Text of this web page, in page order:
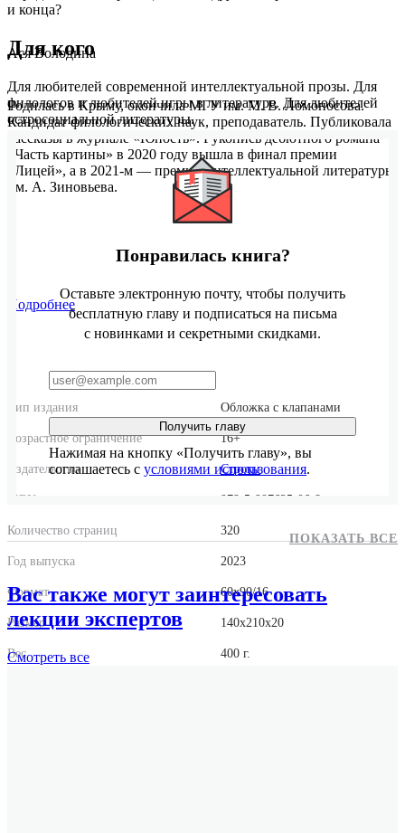
и конца?
Для кого
Для любителей современной интеллектуальной прозы. Для
филологов и любителей игры в литературе. Для любителей
остросоциальной литературы.
Ася Володина
Родилась в Крыму, окончила МГУ им. М. В. Ломоносова.
Кандидат филологических наук, преподаватель. Публиковала
рассказы в журнале «Юность». Рукопись дебютного романа
«Часть картины» в 2020 году вышла в финал премии
«Лицей», а в 2021-м — премии интеллектуальной литературы
им. А. Зиновьева.
Подробнее
Тип издания Обложка с клапанами
Возрастное ограничение 16+
Издательство Строки
ISBN 978-5-907625-06-8
Количество страниц 320
Год выпуска 2023
Формат 60x90/16
Размер 140x210x20
Вес 400 г.
Понравилась книга?
Оставьте электронную почту, чтобы получить
бесплатную главу и подписаться на письма
с новинками и секретными скидками.
Получить главу
Нажимая на кнопку «Получить главу», вы
соглашаетесь с условиями использования.
ПОКАЗАТЬ ВСЕ
Вас также могут заинтересовать
лекции экспертов
Смотреть все